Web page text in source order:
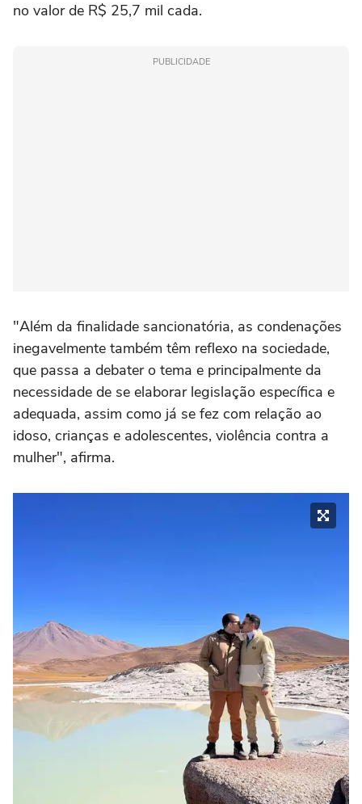
no valor de R$ 25,7 mil cada.
PUBLICIDADE
"Além da finalidade sancionatória, as condenações
inegavelmente também têm reflexo na sociedade,
que passa a debater o tema e principalmente da
necessidade de se elaborar legislação específica e
adequada, assim como já se fez com relação ao
idoso, crianças e adolescentes, violência contra a
mulher", afirma.